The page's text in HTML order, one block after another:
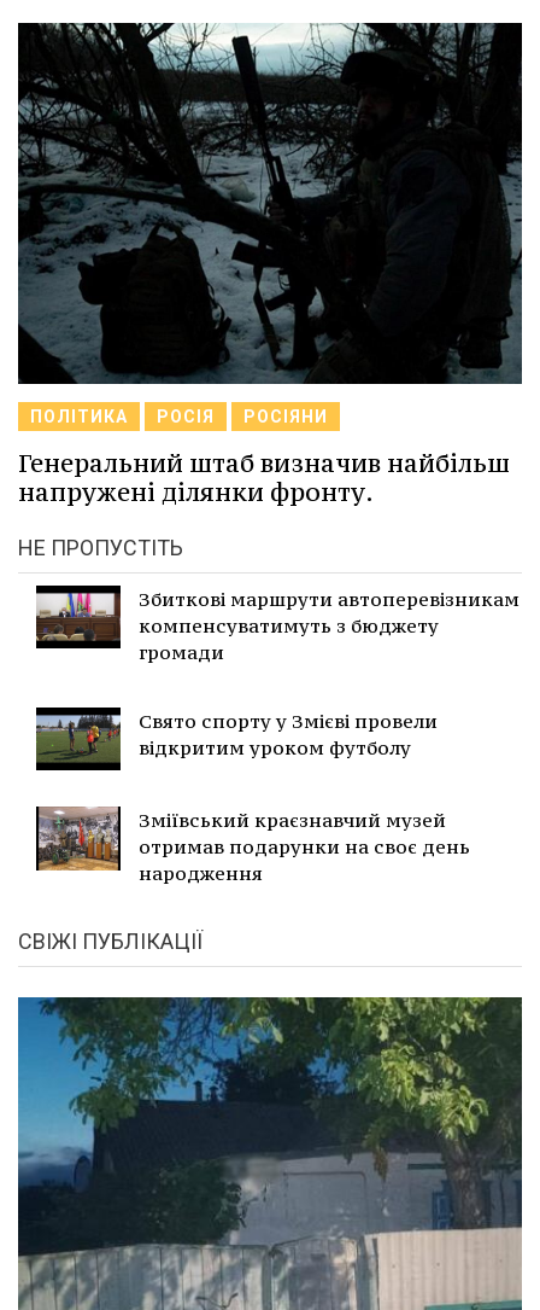
ПОЛІТИКА РОСІЯ РОСІЯНИ
Генеральний штаб визначив найбільш
напружені ділянки фронту.
НЕ ПРОПУСТІТЬ
Збиткові маршрути автоперевізникам
компенсуватимуть з бюджету
громади
Свято спорту у Змієві провели
відкритим уроком футболу
Зміївський краєзнавчий музей
отримав подарунки на своє день
народження
СВІЖІ ПУБЛІКАЦІЇ